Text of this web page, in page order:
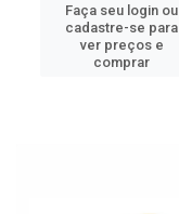
Faça seu login ou
cadastre-se para
ver preços e
comprar